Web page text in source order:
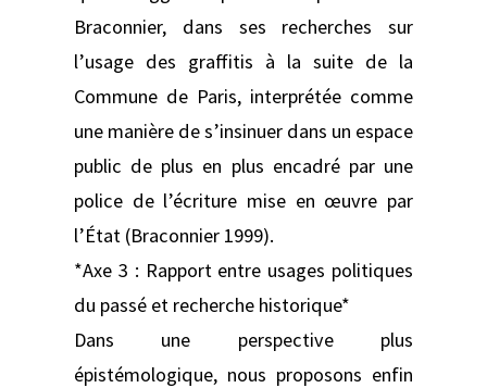
Braconnier, dans ses recherches sur
l’usage des graffitis à la suite de la
Commune de Paris, interprétée comme
une manière de s’insinuer dans un espace
public de plus en plus encadré par une
police de l’écriture mise en œuvre par
l’État (Braconnier 1999).
*Axe 3 : Rapport entre usages politiques
du passé et recherche historique*
Dans une perspective plus
épistémologique, nous proposons enfin